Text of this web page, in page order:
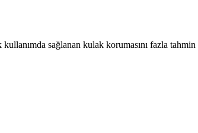
sağlanan kulak korumasını fazla